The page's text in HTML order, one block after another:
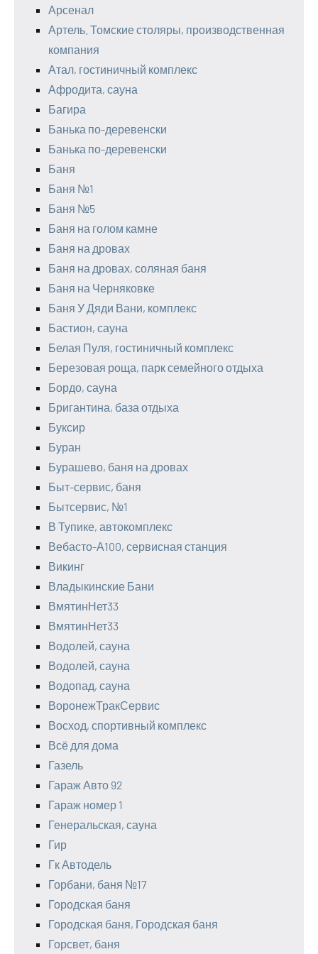
Арсенал
Артель. Томские столяры, производственная
компания
Атал, гостиничный комплекс
Афродита, сауна
Багира
Банька по-деревенски
Банька по-деревенски
Баня
Баня №1
Баня №5
Баня на голом камне
Баня на дровах
Баня на дровах, соляная баня
Баня на Черняковке
Баня У Дяди Вани, комплекс
Бастион, сауна
Белая Пуля, гостиничный комплекс
Березовая роща, парк семейного отдыха
Бордо, сауна
Бригантина, база отдыха
Буксир
Буран
Бурашево, баня на дровах
Быт-сервис, баня
Бытсервис, №1
В Тупике, автокомплекс
Вебасто-А100, сервисная станция
Викинг
Владыкинские Бани
ВмятинНет33
ВмятинНет33
Водолей, сауна
Водолей, сауна
Водопад, сауна
ВоронежТракСервис
Восход, спортивный комплекс
Всё для дома
Газель
Гараж Авто 92
Гараж номер 1
Генеральская, сауна
Гир
Гк Автодель
Горбани, баня №17
Городская баня
Городская баня, Городская баня
Горсвет, баня